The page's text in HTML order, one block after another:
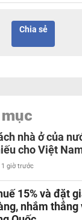
Chia sẻ
nhà ở của
cho Việt
1 giờ trước
15% và đặt
nhắm